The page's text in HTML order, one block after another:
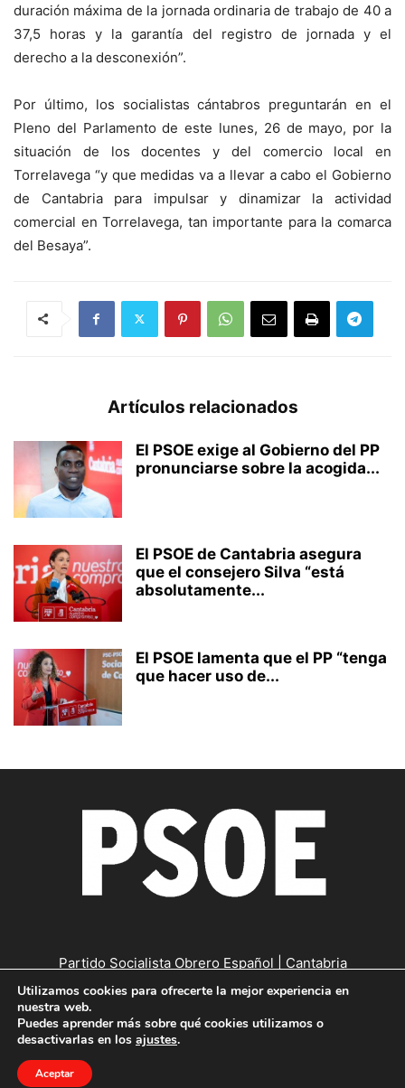
duración máxima de la jornada ordinaria de trabajo de 40 a
37,5 horas y la garantía del registro de jornada y el
derecho a la desconexión”.
Por último, los socialistas cántabros preguntarán en el
Pleno del Parlamento de este lunes, 26 de mayo, por la
situación de los docentes y del comercio local en
Torrelavega “y que medidas va a llevar a cabo el Gobierno
de Cantabria para impulsar y dinamizar la actividad
comercial en Torrelavega, tan importante para la comarca
del Besaya”.
Artículos relacionados
El PSOE exige al Gobierno del PP
pronunciarse sobre la acogida...
El PSOE de Cantabria asegura
que el consejero Silva “está
absolutamente...
El PSOE lamenta que el PP “tenga
que hacer uso de...
Partido Socialista Obrero Español | Cantabria
Contáctanos:cantabria@psc-psoe.es
©Copyright © 2019
Utilizamos cookies para ofrecerte la mejor experiencia en
nuestra web.
Puedes aprender más sobre qué cookies utilizamos o
desactivarlas en los ajustes.
Aceptar